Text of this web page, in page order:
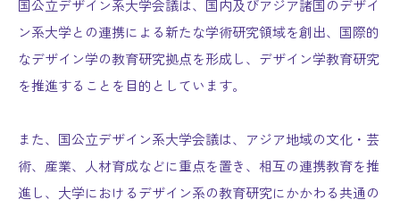
国公立デザイン系大学会議は、国内及びアジア諸国のデザイ
ン系大学との連携による新たな学術研究領域を創出、国際的
なデザイン学の教育研究拠点を形成し、デザイン学教育研究
を推進することを目的としています。
また、国公立デザイン系大学会議は、アジア地域の文化・芸
術、産業、人材育成などに重点を置き、相互の連携教育を推
進し、大学におけるデザイン系の教育研究にかかわる共通の